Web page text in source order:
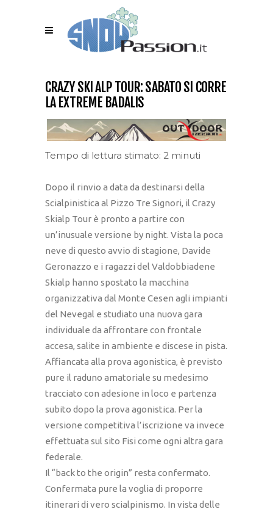
CRAZY SKI ALP TOUR: SABATO SI CORRE
LA EXTREME BADALIS
Tempo di lettura stimato: 2 minuti
Dopo il rinvio a data da destinarsi della
Scialpinistica al Pizzo Tre Signori, il Crazy
Skialp Tour è pronto a partire con
un’inusuale versione by night. Vista la poca
neve di questo avvio di stagione, Davide
Geronazzo e i ragazzi del Valdobbiadene
Skialp hanno spostato la macchina
organizzativa dal Monte Cesen agli impianti
del Nevegal e studiato una nuova gara
individuale da affrontare con frontale
accesa, salite in ambiente e discese in pista.
Affiancata alla prova agonistica, è previsto
pure il raduno amatoriale su medesimo
tracciato con adesione in loco e partenza
subito dopo la prova agonistica. Per la
versione competitiva l’iscrizione va invece
effettuata sul sito Fisi come ogni altra gara
federale.
Il “back to the origin” resta confermato.
Confermata pure la voglia di proporre
itinerari di vero scialpinismo. In vista delle